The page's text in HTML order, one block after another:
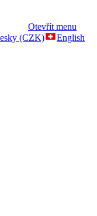
Otevřít menu
(CZK)
English